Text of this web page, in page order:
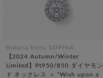
festaria bijou SOPHIA
【2024 Autumn/Winter
Limited】Pt950/850 ダイヤモン
ド ネックレス ＜ “Wish upon a